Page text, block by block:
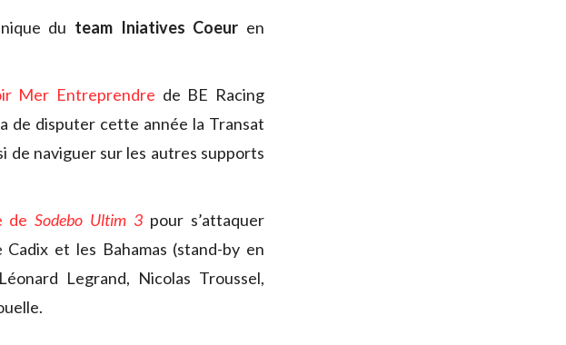
du team Iniatives Coeur en
Mer Entreprendre de BE Racing
de disputer cette année la Transat
de naviguer sur les autres supports
deSodebo Ultim 3 pour s’attaquer
Cadix et les Bahamas (stand-by en
Legrand, Nicolas Troussel,